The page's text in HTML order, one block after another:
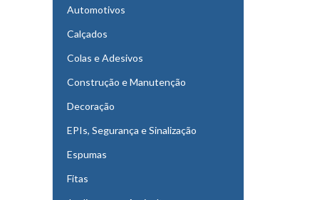
Automotivos
Calçados
Colas e Adesivos
Construção e Manutenção
Decoração
EPIs, Segurança e Sinalização
Espumas
Fitas